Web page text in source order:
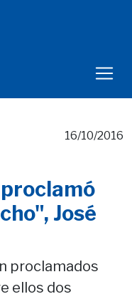
16/10/2016
José
proclamados
ellos dos